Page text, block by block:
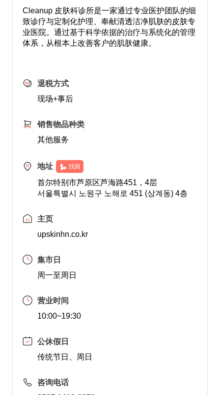
Cleanup 皮肤科诊所是一家通过专业医护团队的细
致诊疗与定制化护理、奉献清透洁净肌肤的皮肤专
业医院。通过基于科学依据的治疗与系统化的管理
体系，从根本上改善客户的肌肤健康。
退税方式
现场+事后
销售物品种类
其他服务
地址 找路
首尔特别市芦原区芦海路451，4层
서울특별시 노원구 노해로 451 (상계동) 4층
主页
upskinhn.co.kr
集市日
周一至周日
营业时间
10:00~19:30
公休假日
传统节日、周日
咨询电话